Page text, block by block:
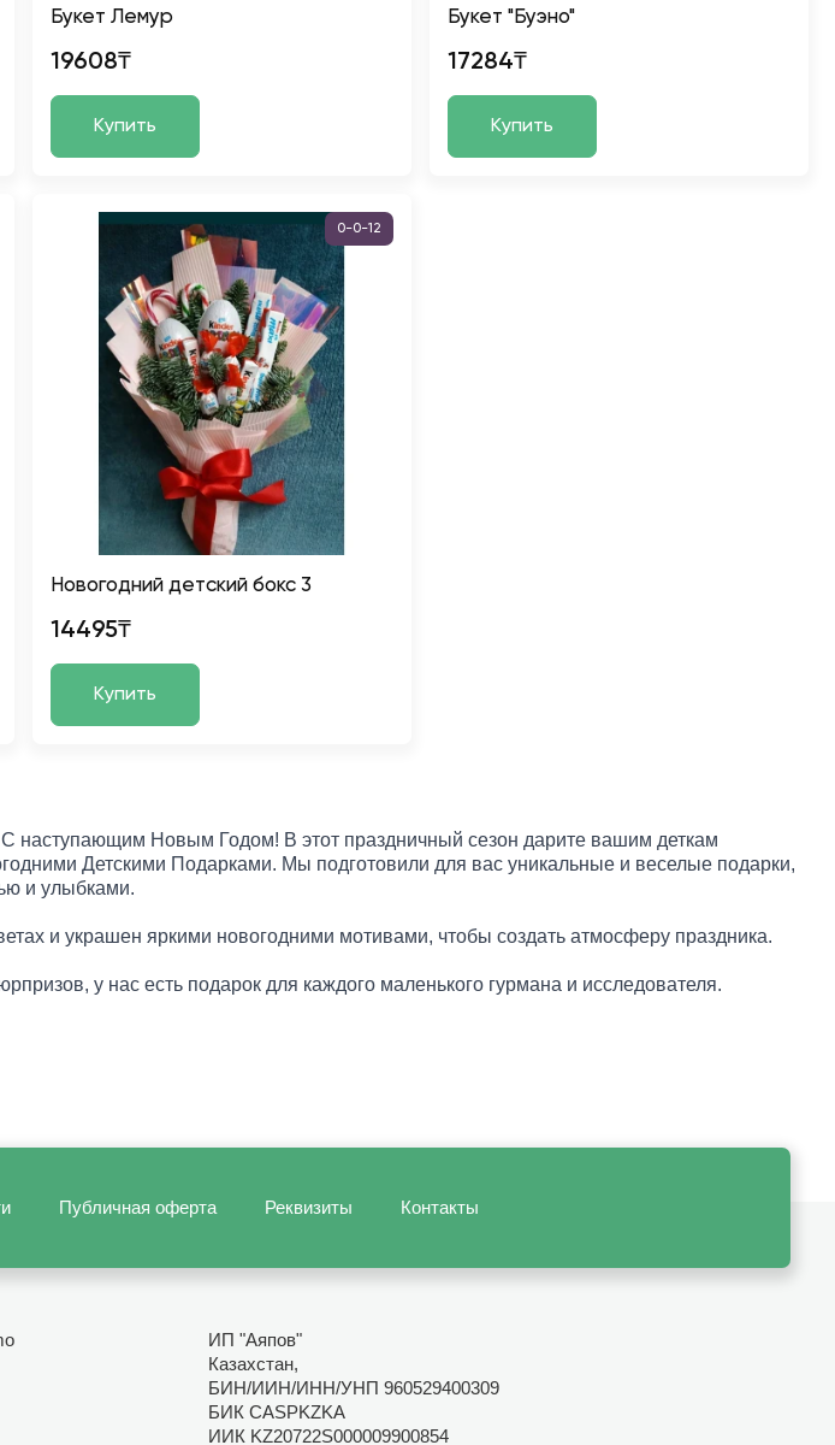
Букет Лемур
19608₸
Купить
Букет "Буэно"
17284₸
Купить
0-0-12
Новогодний детский бокс 3
14495₸
Купить
наступающим Новым Годом! В этот праздничный сезон дарите вашим деткам
Детскими Подарками. Мы подготовили для вас уникальные и веселые подарки,
и улыбками.
и украшен яркими новогодними мотивами, чтобы создать атмосферу праздника.
у нас есть подарок для каждого маленького гурмана и исследователя.
Публичная оферта Реквизиты Контакты
ИП "Аяпов"
Казахстан,
БИН/ИИН/ИНН/УНП 960529400309
БИК CASPKZKA
ИИК KZ20722S000009900854